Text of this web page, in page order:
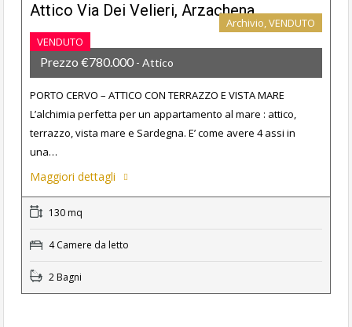
Attico Via Dei Velieri, Arzachena
VENDUTO
Archivio, VENDUTO
Prezzo €780.000 - Attico
PORTO CERVO – ATTICO CON TERRAZZO E VISTA MARE
L’alchimia perfetta per un appartamento al mare : attico,
terrazzo, vista mare e Sardegna. E’ come avere 4 assi in
una…
Maggiori dettagli
130 mq
4 Camere da letto
2 Bagni